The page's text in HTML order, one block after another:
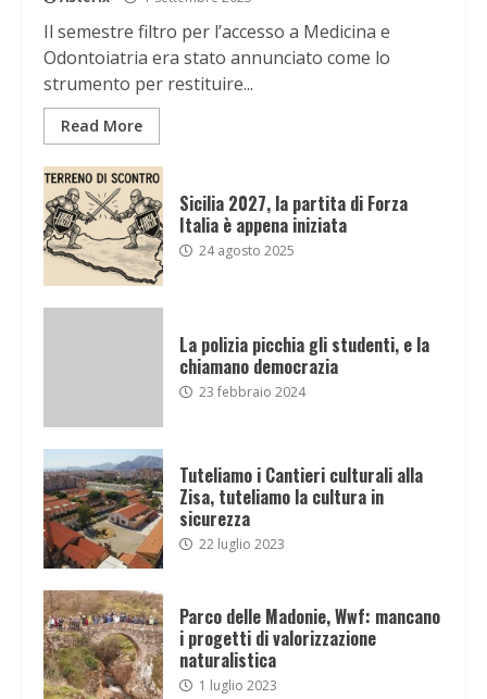
Il semestre filtro per l’accesso a Medicina e
Odontoiatria era stato annunciato come lo
strumento per restituire...
Read More
Sicilia 2027, la partita di Forza
Italia è appena iniziata
24 agosto 2025
La polizia picchia gli studenti, e la
chiamano democrazia
23 febbraio 2024
Tuteliamo i Cantieri culturali alla
Zisa, tuteliamo la cultura in
sicurezza
22 luglio 2023
Parco delle Madonie, Wwf: mancano
i progetti di valorizzazione
naturalistica
1 luglio 2023